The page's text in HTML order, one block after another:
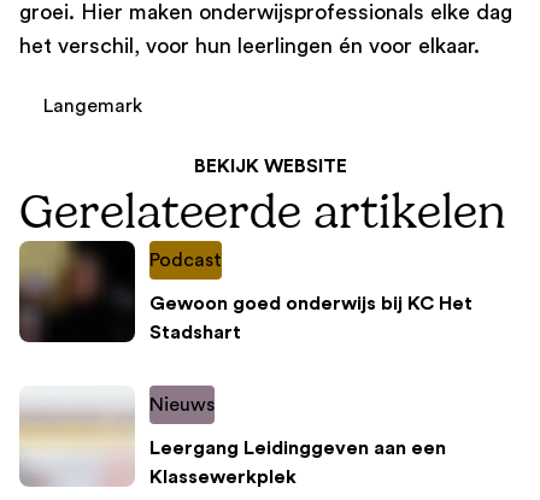
groei. Hier maken onderwijsprofessionals elke dag
het verschil, voor hun leerlingen én voor elkaar.
Langemark
BEKIJK WEBSITE
Gerelateerde artikelen
Podcast
Gewoon goed onderwijs bij KC Het
Stadshart
Nieuws
Leergang Leidinggeven aan een
Klassewerkplek